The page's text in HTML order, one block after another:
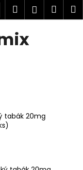
Hledat
tabák 20mg